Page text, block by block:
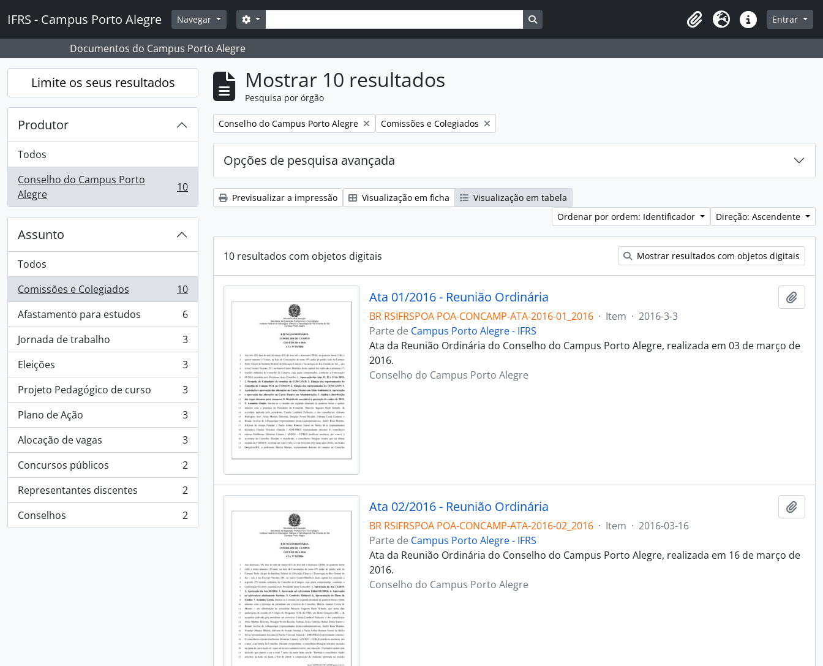
IFRS - Campus Porto Alegre Navegar Pesquisar
Opções de busca Busque na página de navegação
Idioma Ligações rápidas
Entrar
Documentos do Campus Porto Alegre
Limite os seus resultados
Produtor
Todos
Conselho do Campus Porto
Alegre
, 10 resultados 10
Assunto
Todos
Comissões e Colegiados
, 10 resultados
10
Afastamento para estudos
, 6 resultados
6
Jornada de trabalho
, 3 resultados
3
Eleições
, 3 resultados
3
Projeto Pedagógico de curso
, 3 resultados
3
Plano de Ação
, 3 resultados
3
Alocação de vagas
, 3 resultados
3
Concursos públicos
, 2 resultados
2
Representantes discentes
, 2 resultados
2
Conselhos
, 2 resultados 2
Mostrar 10 resultados
Pesquisa por órgão
Remover filtro:
Conselho do Campus Porto Alegre Remover filtro:
Comissões e Colegiados
Opções de pesquisa avançada
Previsualizar a impressão Visualização em ficha
Visualização em tabela
Ordenar por ordem: Identificador
Direção: Ascendente
10 resultados com objetos digitais Mostrar resultados com objetos digitais
Ata 01/2016 - Reunião Ordinária
BR RSIFRSPOA POA-CONCAMP-ATA-2016-01_2016 · Item · 2016-3-3
Parte de Campus Porto Alegre - IFRS
Ata da Reunião Ordinária do Conselho do Campus Porto Alegre, realizada em 03 de março de
2016.
Conselho do Campus Porto Alegre
Ata 02/2016 - Reunião Ordinária
BR RSIFRSPOA POA-CONCAMP-ATA-2016-02_2016 · Item · 2016-03-16
Parte de Campus Porto Alegre - IFRS
Ata da Reunião Ordinária do Conselho do Campus Porto Alegre, realizada em 16 de março de
2016.
Conselho do Campus Porto Alegre